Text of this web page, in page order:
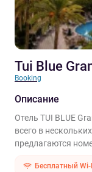
Tui Blue
Booking
Описание
Отель TUI BLUE
всего в
предлагаются
Бесплатный Wi-